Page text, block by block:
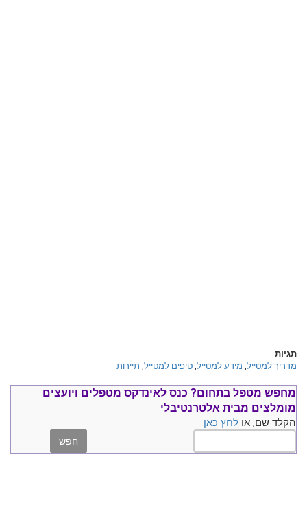
תגיות
מדריך למטייל, מידע למטייל, טיפים למטייל, תיירות
מחפש מטפל בתחום? כנס לאינדקס מטפלים ויועצים
מומלצים מבית אלטרנטיבלי
הקלד שם, או לחץ כאן